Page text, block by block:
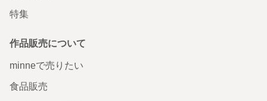
特集
作品販売について
minneで売りたい
食品販売